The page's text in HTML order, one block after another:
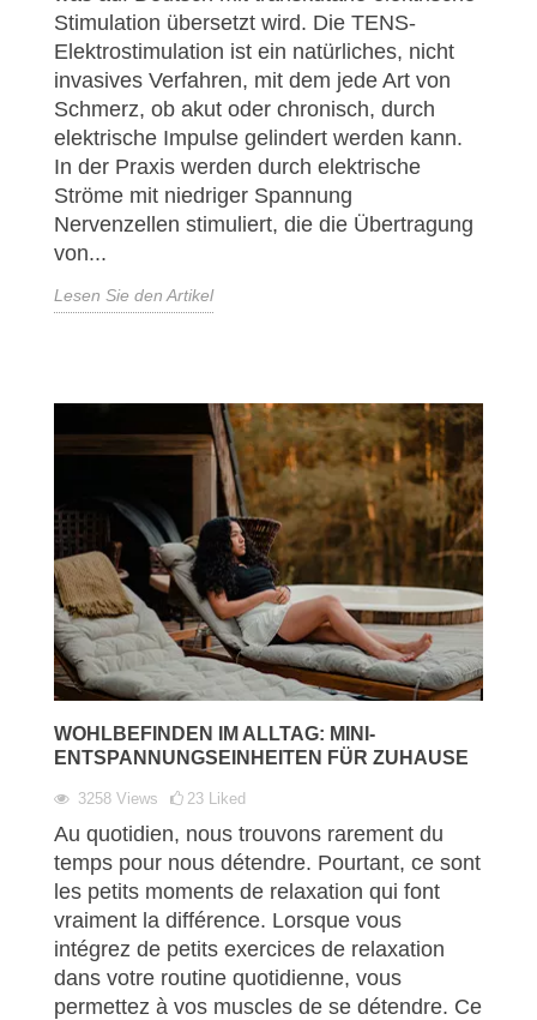
Stimulation übersetzt wird. Die TENS-
Elektrostimulation ist ein natürliches, nicht
invasives Verfahren, mit dem jede Art von
Schmerz, ob akut oder chronisch, durch
elektrische Impulse gelindert werden kann.
In der Praxis werden durch elektrische
Ströme mit niedriger Spannung
Nervenzellen stimuliert, die die Übertragung
von...
Lesen Sie den Artikel
WOHLBEFINDEN IM ALLTAG: MINI-
ENTSPANNUNGSEINHEITEN FÜR ZUHAUSE
3258 Views 23 Liked
Au quotidien, nous trouvons rarement du
temps pour nous détendre. Pourtant, ce sont
les petits moments de relaxation qui font
vraiment la différence. Lorsque vous
intégrez de petits exercices de relaxation
dans votre routine quotidienne, vous
permettez à vos muscles de se détendre. Ce